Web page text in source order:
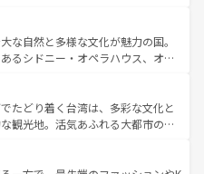
は、音楽と美食が融合した独特の
メリカの各地域で異なる魅力を楽
と豊かな歴史を感じることができ
、新着のアメリカ
を参照してほしい。
た、定番の観光地といえばオアフ
めるならマウイ島やカウアイ島が
リーンに輝く海をはじめ、豊かな
れる人々を迎えてくれるハワイの
フードやハワイアンミュージッ
など、すべてがハワイの魅力を彩
着のハワイ情報
してほしい。
な自然と多様な文化が魅力の国。
るシドニー・オペラハウス、オー
にそびえるウルル（エアーズロッ
い原生林やケアンズの熱帯雨林な
。また、カフェやワイン、オージ
充実しており、サーフィンやダイ
たどり着く台湾は、多彩な文化と
観光地。活気あふれる大都市の台
である台湾東部など、都市の喧騒